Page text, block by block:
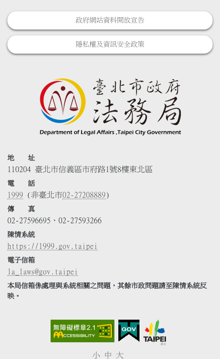
政府網站資料開放宣告
隱私權及資訊安全政策
地 址
110204 臺北市信義區市府路1號8樓東北區
電 話
1999 (非臺北市02-27208889)
傳 真
02-27596695、02-27593266
陳情系統
https://1999.gov.taipei
電子信箱
la_laws@gov.taipei
本局信箱係處理與系統相關之問題，其餘市政問題請至陳情系統反
映。
小 中 大